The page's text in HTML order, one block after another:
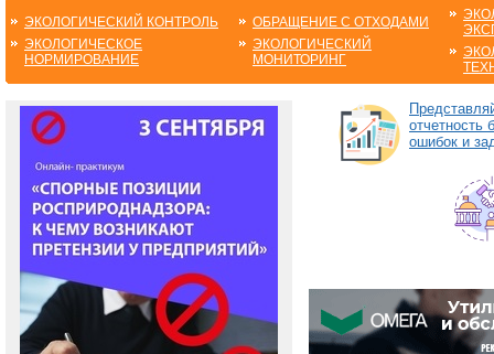
ЭКОЛОГИЧЕСКИЙ КОНТРОЛЬ
ЭКОЛОГИЧЕСКОЕ
НОРМИРОВАНИЕ
ОБРАЩЕНИЕ С ОТХОДАМИ
ЭКОЛОГИЧЕСКИЙ
МОНИТОРИНГ
отчетность
ошибок и